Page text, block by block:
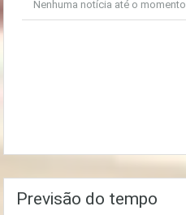
Nenhuma notícia até o momento
Previsão do tempo